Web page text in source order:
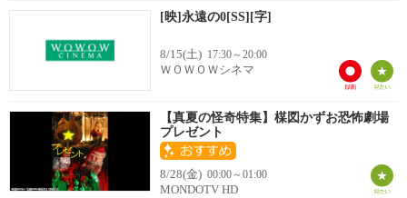
[映]永遠の0[SS][字]
8/15(土) 17:30～20:00
ＷＯＷＯＷシネマ
【真夏の怪奇特集】楳図かずお恐怖劇場
プレゼント
8/28(金) 00:00～01:00
MONDOTV HD